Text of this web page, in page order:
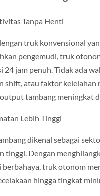
Tanpa Henti
truk konvensional
pengemudi, truk
24 jam penuh. Tidak ada
shift, atau faktor kelelahan
tambang meningkat
Lebih Tinggi
dikenal sebagai
tinggi. Dengan
berbahaya, truk otonom
hingga tingkat